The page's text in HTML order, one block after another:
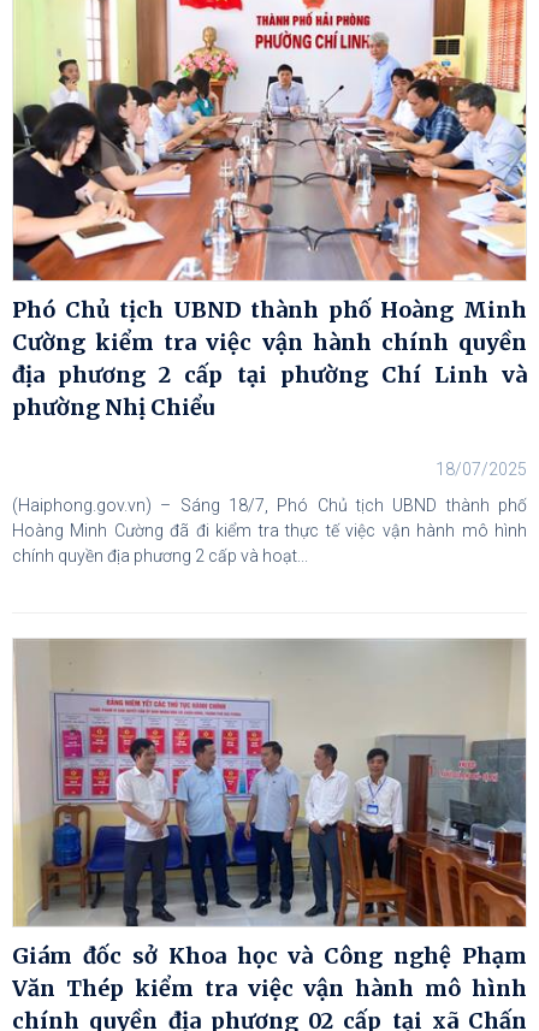
Phó Chủ tịch UBND thành phố Hoàng Minh
Cường kiểm tra việc vận hành chính quyền
địa phương 2 cấp tại phường Chí Linh và
phường Nhị Chiểu
18/07/2025
(Haiphong.gov.vn) – Sáng 18/7, Phó Chủ tịch UBND thành phố
Hoàng Minh Cường đã đi kiểm tra thực tế việc vận hành mô hình
chính quyền địa phương 2 cấp và hoạt...
Giám đốc sở Khoa học và Công nghệ Phạm
Văn Thép kiểm tra việc vận hành mô hình
chính quyền địa phương 02 cấp tại xã Chấn